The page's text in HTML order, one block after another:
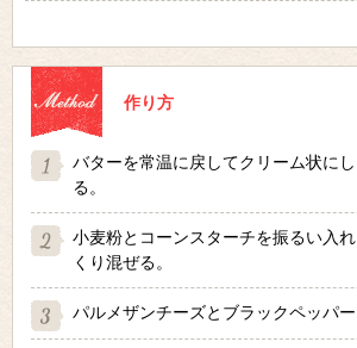
作り方
バターを常温に戻してクリーム状に
る。
小麦粉とコーンスターチを振るい入
くり混ぜる。
パルメザンチーズとブラックペッパー